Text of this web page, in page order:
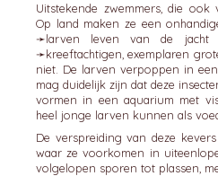
Uitstekende zwemmers, die
Op land maken ze een
➛larven leven van de jacht
➛kreeftachtigen , exemplaren
niet. De larven verpoppen in
mag duidelijk zijn dat deze
vormen in een aquarium met
heel jonge larven kunnen als
De verspreiding van deze
waar ze voorkomen in
volgelopen sporen tot plassen,